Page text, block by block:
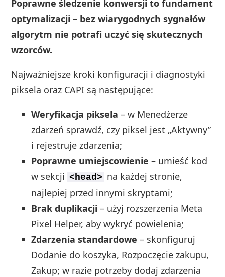
Poprawne śledzenie konwersji to fundament
optymalizacji – bez wiarygodnych sygnałów
algorytm nie potrafi uczyć się skutecznych
wzorców.
Najważniejsze kroki konfiguracji i diagnostyki
piksela oraz CAPI są następujące:
Weryfikacja piksela – w Menedżerze
zdarzeń sprawdź, czy piksel jest „Aktywny”
i rejestruje zdarzenia;
Poprawne umiejscowienie – umieść kod
w sekcji <head> na każdej stronie,
najlepiej przed innymi skryptami;
Brak duplikacji – użyj rozszerzenia Meta
Pixel Helper, aby wykryć powielenia;
Zdarzenia standardowe – skonfiguruj
Dodanie do koszyka, Rozpoczęcie zakupu,
Zakup; w razie potrzeby dodaj zdarzenia